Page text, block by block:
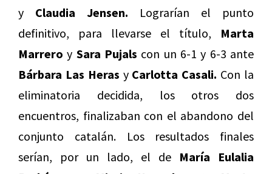
y Claudia Jensen. Lograrían el punto
definitivo, para llevarse el título, Marta
Marrero y Sara Pujals con un 6-1 y 6-3 ante
Bárbara Las Heras y Carlotta Casali. Con la
eliminatoria decidida, los otros dos
encuentros, finalizaban con el abandono del
conjunto catalán. Los resultados finales
serían, por un lado, el de María Eulalia